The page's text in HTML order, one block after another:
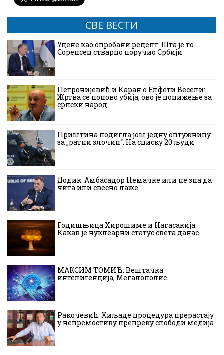
СВЕ ВЕСТИ
Уцене као опробани рецепт: Шта је то
Соренсен стварно поручио Србији
Петронијевић и Каран о Елфети Весели:
Жртва се поново убија, ово је понижење за
српски народ
Приштина подигла још једну оптужницу
за „ратни злочин“: На списку 20 људи
Додик: Амбасадор Немачке или не зна да
чита или свесно лаже
Годишњица Хирошиме и Нагасакија:
Какав је нуклеарни статус света данас
МАКСИМ ТОМИЋ: Вештачка
интелигенција, Мегалополис
Ракочевић: Хиљаде процедура прерастају
у непремостиву препреку слободи медија